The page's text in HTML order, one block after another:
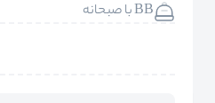
BB با صبحانه